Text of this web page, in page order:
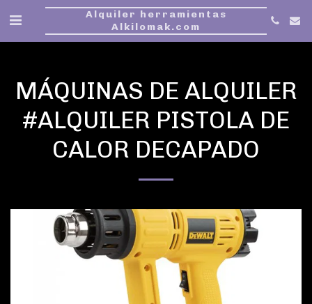
Alquiler herramientas
Alkilomak.com
MÁQUINAS DE ALQUILER
#ALQUILER PISTOLA DE
CALOR DECAPADO